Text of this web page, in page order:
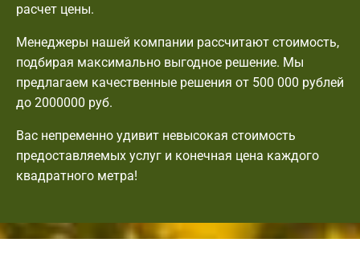
расчет цены.
Менеджеры нашей компании рассчитают стоимость,
подбирая максимально выгодное решение. Мы
предлагаем качественные решения от 500 000 рублей
до 2000000 руб.
Вас непременно удивит невысокая стоимость
предоставляемых услуг и конечная цена каждого
квадратного метра!